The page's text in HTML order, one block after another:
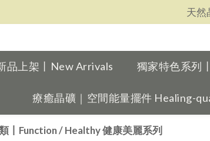
天然
天然
天然
品上架丨New Arrivals 獨家特色系列
療癒晶礦｜空間能量擺件 Healing-
丨Function/Healthy 健康美麗系列